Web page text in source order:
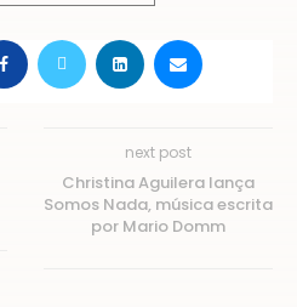
next post
Christina Aguilera lança
Somos Nada, música escrita
por Mario Domm